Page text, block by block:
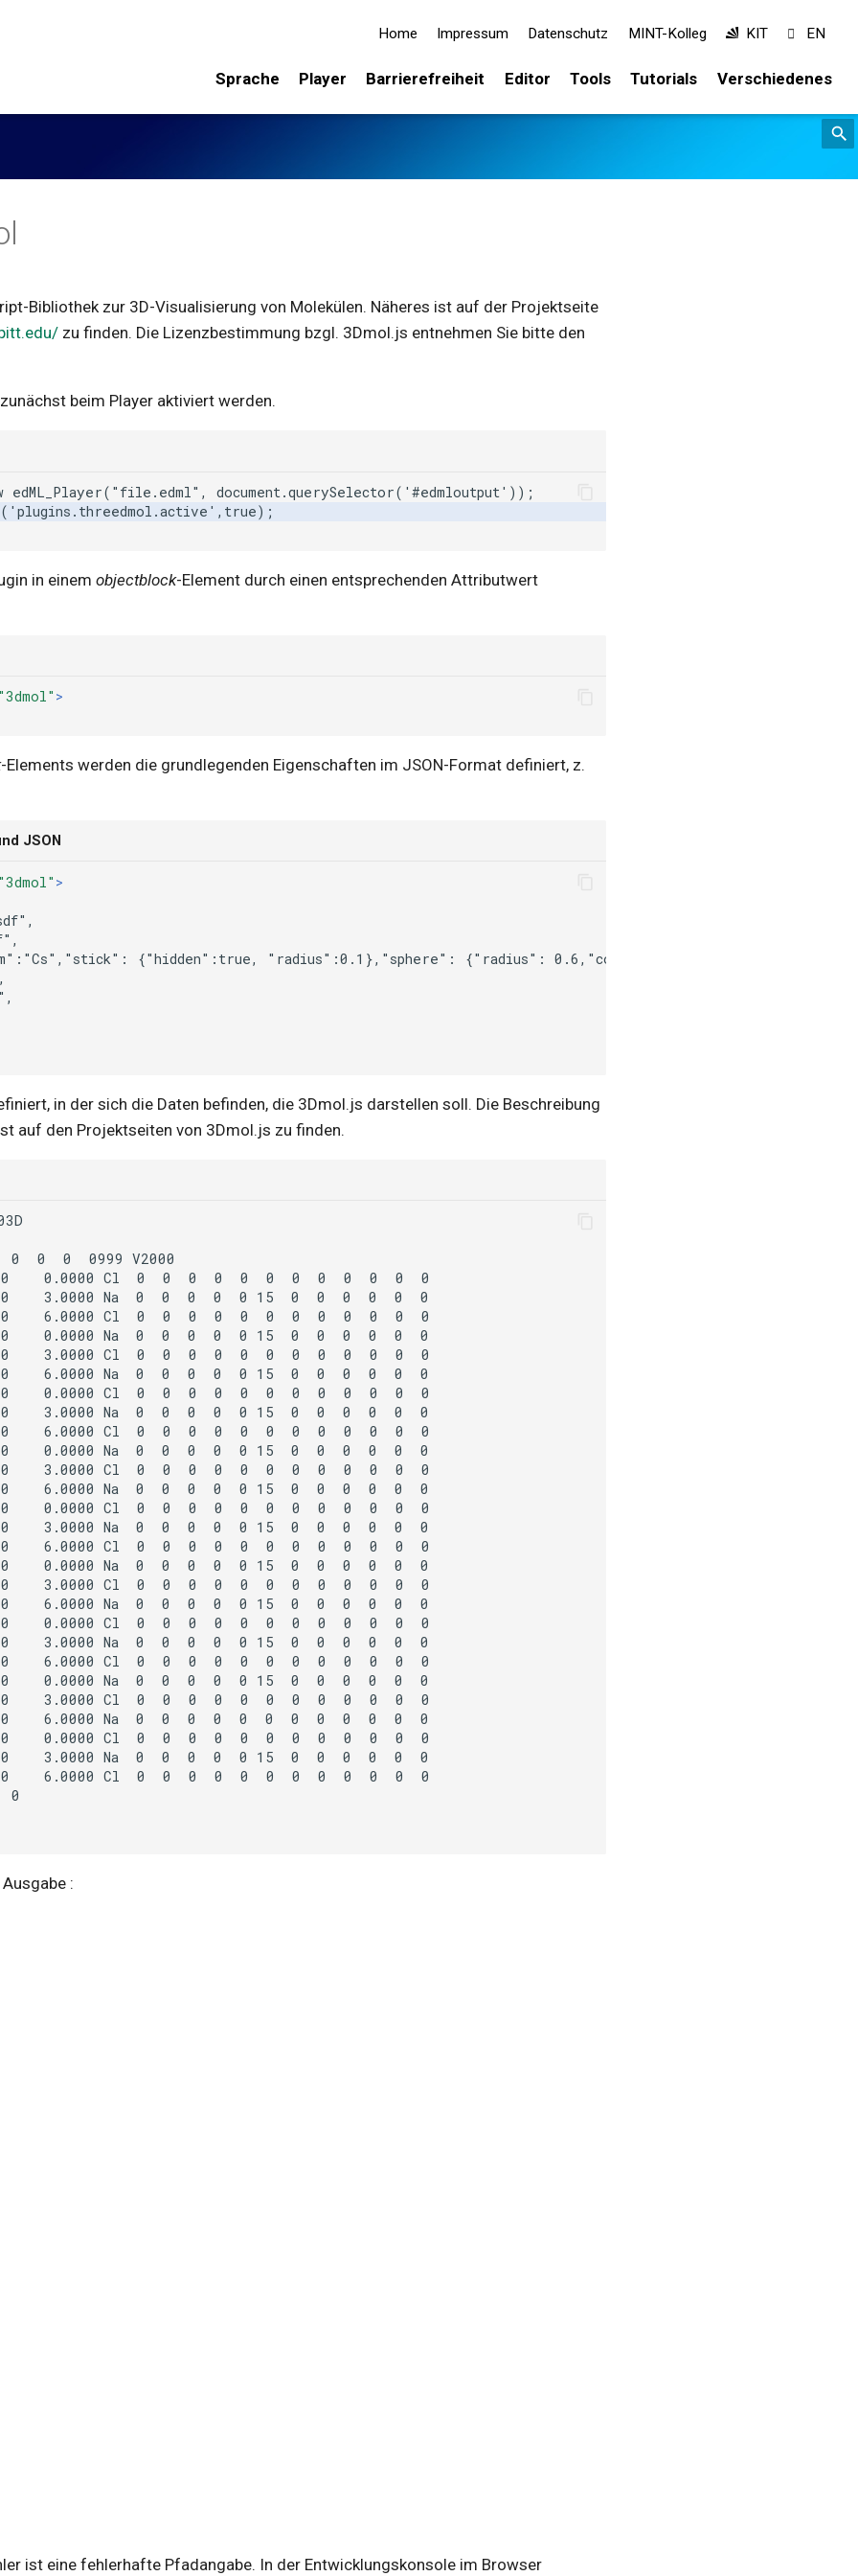
Home Impressum Datenschutz MINT-Kolleg KIT EN
Sprache Player Barrierefreiheit Editor Tools Tutorials Verschiedenes
Bibliothek zur 3D-Visualisierung von Molekülen. Näheres ist auf der Projektseite
zu finden. Die Lizenzbestimmung bzgl. 3Dmol.js entnehmen Sie bitte den
beim Player aktiviert werden.
edML_Player("file.edml",
in einemobjectblock-Element durch einen entsprechenden Attributwert
"3dmol" >
-Elements werden die grundlegenden Eigenschaften im JSON-Format definiert, z.
JSON
"3dmol" >
{"hidden":true, "radius":0.1},"sphere": {"radius":
in der sich die Daten befinden, die 3Dmol.js darstellen soll. Die Beschreibung
auf den Projektseiten von 3Dmol.js zu finden.
0 0 0 0999
0.0000 Cl 0 0 0 0 0 0 0 0 0 0 0
3.0000 Na 0 0 0 0 0 15 0 0 0 0 0
6.0000 Cl 0 0 0 0 0 0 0 0 0 0 0
0.0000 Na 0 0 0 0 0 15 0 0 0 0 0
3.0000 Cl 0 0 0 0 0 0 0 0 0 0 0
6.0000 Na 0 0 0 0 0 15 0 0 0 0 0
0.0000 Cl 0 0 0 0 0 0 0 0 0 0 0
3.0000 Na 0 0 0 0 0 15 0 0 0 0 0
6.0000 Cl 0 0 0 0 0 0 0 0 0 0 0
0.0000 Na 0 0 0 0 0 15 0 0 0 0 0
3.0000 Cl 0 0 0 0 0 0 0 0 0 0 0
6.0000 Na 0 0 0 0 0 15 0 0 0 0 0
0.0000 Cl 0 0 0 0 0 0 0 0 0 0 0
3.0000 Na 0 0 0 0 0 15 0 0 0 0 0
6.0000 Cl 0 0 0 0 0 0 0 0 0 0 0
0.0000 Na 0 0 0 0 0 15 0 0 0 0 0
3.0000 Cl 0 0 0 0 0 0 0 0 0 0 0
6.0000 Na 0 0 0 0 0 15 0 0 0 0 0
0.0000 Cl 0 0 0 0 0 0 0 0 0 0 0
3.0000 Na 0 0 0 0 0 15 0 0 0 0 0
6.0000 Cl 0 0 0 0 0 0 0 0 0 0 0
0.0000 Na 0 0 0 0 0 15 0 0 0 0 0
3.0000 Cl 0 0 0 0 0 0 0 0 0 0 0
6.0000 Na 0 0 0 0 0 0 0 0 0 0 0
0.0000 Cl 0 0 0 0 0 0 0 0 0 0 0
3.0000 Na 0 0 0 0 0 15 0 0 0 0 0
6.0000 Cl 0 0 0 0 0 0 0 0 0 0 0
:
ist eine fehlerhafte Pfadangabe. In der Entwicklungskonsole im Browser